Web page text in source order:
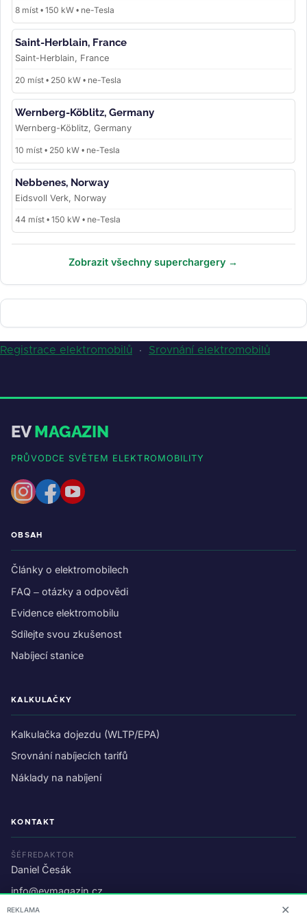
8 míst • 150 kW • ne-Tesla
Saint-Herblain, France
Saint-Herblain, France
20 míst • 250 kW • ne-Tesla
Wernberg-Köblitz, Germany
Wernberg-Köblitz, Germany
10 míst • 250 kW • ne-Tesla
Nebbenes, Norway
Eidsvoll Verk, Norway
44 míst • 150 kW • ne-Tesla
Zobrazit všechny superchargery →
Registrace elektromobilů · Srovnání elektromobilů
EVMAGAZIN
PRŮVODCE SVĚTEM ELEKTROMOBILITY
OBSAH
Články o elektromobilech
FAQ – otázky a odpovědi
Evidence elektromobilu
Sdílejte svou zkušenost
Nabíjecí stanice
KALKULAČKY
Kalkulačka dojezdu (WLTP/EPA)
Srovnání nabíjecích tarifů
Náklady na nabíjení
KONTAKT
ŠÉFREDAKTOR
Daniel Česák
info@evmagazin.cz
O nás
REKLAMA ✕